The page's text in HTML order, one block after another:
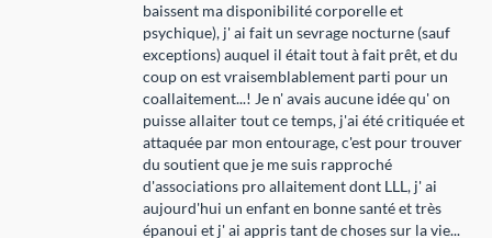
baissent ma disponibilité corporelle et
psychique), j' ai fait un sevrage nocturne (sauf
exceptions) auquel il était tout à fait prêt, et du
coup on est vraisemblablement parti pour un
coallaitement...! Je n' avais aucune idée qu' on
puisse allaiter tout ce temps, j'ai été critiquée et
attaquée par mon entourage, c'est pour trouver
du soutient que je me suis rapproché
d'associations pro allaitement dont LLL, j' ai
aujourd'hui un enfant en bonne santé et très
épanoui et j' ai appris tant de choses sur la vie...